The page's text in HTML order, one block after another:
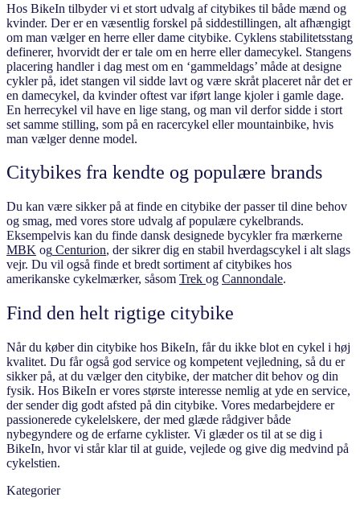
Hos BikeIn tilbyder vi et stort udvalg af citybikes til både mænd og
kvinder. Der er en væsentlig forskel på siddestillingen, alt afhængigt
om man vælger en herre eller dame citybike. Cyklens stabilitetsstang
definerer, hvorvidt der er tale om en herre eller damecykel. Stangens
placering handler i dag mest om en ‘gammeldags’ måde at designe
cykler på, idet stangen vil sidde lavt og være skråt placeret når det er
en damecykel, da kvinder oftest var iført lange kjoler i gamle dage.
En herrecykel vil have en lige stang, og man vil derfor sidde i stort
set samme stilling, som på en racercykel eller mountainbike, hvis
man vælger denne model.
Citybikes fra kendte og populære brands
Du kan være sikker på at finde en citybike der passer til dine behov
og smag, med vores store udvalg af populære cykelbrands.
Eksempelvis kan du finde dansk designede bycykler fra mærkerne
MBK og Centurion, der sikrer dig en stabil hverdagscykel i alt slags
vejr. Du vil også finde et bredt sortiment af citybikes hos
amerikanske cykelmærker, såsom Trek og Cannondale.
Find den helt rigtige citybike
Når du køber din citybike hos BikeIn, får du ikke blot en cykel i høj
kvalitet. Du får også god service og kompetent vejledning, så du er
sikker på, at du vælger den citybike, der matcher dit behov og din
fysik. Hos BikeIn er vores største interesse nemlig at yde en service,
der sender dig godt afsted på din citybike. Vores medarbejdere er
passionerede cykelelskere, der med glæde rådgiver både
nybegyndere og de erfarne cyklister. Vi glæder os til at se dig i
BikeIn, hvor vi står klar til at guide, vejlede og give dig medvind på
cykelstien.
Kategorier